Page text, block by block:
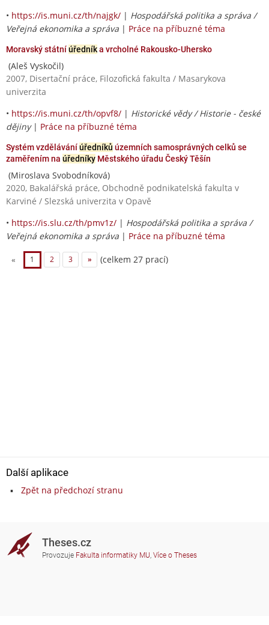
• https://is.muni.cz/th/najgk/ | Hospodářská politika a správa /
Veřejná ekonomika a správa | Práce na příbuzné téma
Moravský státníúředníka vrcholné Rakousko-Uhersko
(Aleš Vyskočil)
2007, Disertační práce, Filozofická fakulta / Masarykova
univerzita
• https://is.muni.cz/th/opvf8/ | Historické vědy / Historie - české
dějiny| Práce na příbuzné téma
Systém vzděláváníúředníků územních samosprávných celků se
zaměřením na úředníky Městského úřadu Český Těšín
(Miroslava Svobodníková)
2020, Bakalářská práce, Obchodně podnikatelská fakulta v
Karviné / Slezská univerzita v Opavě
• https://is.slu.cz/th/pmv1z/ | Hospodářská politika a správa /
Veřejná ekonomika a správa | Práce na příbuzné téma
« 1 2 3 » (celkem 27 prací)
Další aplikace
Zpět na předchozí stranu
Theses.cz
Provozuje Fakulta informatiky MU, Více o Theses